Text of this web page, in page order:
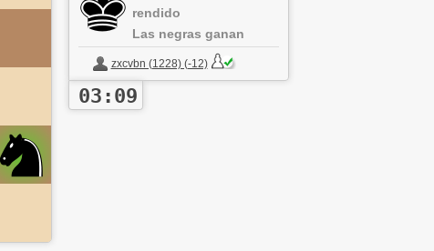
rendido
Las negras ganan
zxcvbn (1228) (-12)
03:09